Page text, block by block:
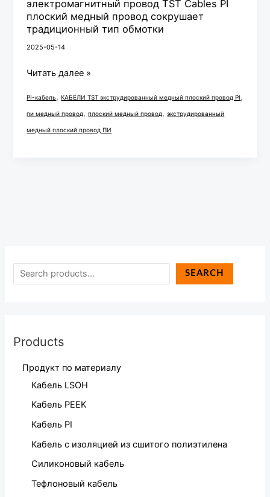
SEARCH
Products
Продукт по материалу
Кабель LSOH
Кабель PEEK
Кабель PI
Кабель с изоляцией из сшитого полиэтилена
Силиконовый кабель
Тефлоновый кабель
электромагнитный провод TST Cables PI
плоский медный провод сокрушает
традиционный тип обмотки
2025-05-14
обмотки
Читать далее »
PI-кабель ,КАБЕЛИ TST экструдированный медный плоский провод PI ,
пи медный провод ,плоский медный провод ,экструдированный
медный плоский провод ПИ